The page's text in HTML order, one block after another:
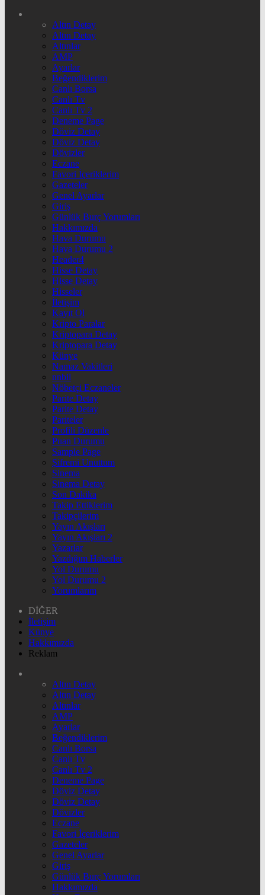
Altın Detay
Altın Detay
Altınlar
AMP
Ayarlar
Beğendiklerim
Canlı Borsa
Canlı Tv
Canlı Tv 2
Deneme Page
Döviz Detay
Döviz Detay
Dövizler
Eczane
Favori İçeriklerim
Gazeteler
Genel Ayarlar
Giriş
Günlük Burç Yorumları
Hakkımızda
Hava Durumu
Hava Durumu 2
Header4
Hisse Detay
Hisse Detay
Hisseler
İletişim
Kayıt Ol
Kripto Paralar
Kriptopara Detay
Kriptopara Detay
Künye
Namaz Vakitleri
nnbil
Nöbetçi Eczaneler
Parite Detay
Parite Detay
Pariteler
Profili Düzenle
Puan Durumu
Sample Page
Şifremi Unuttum
Sinema
Sinema Detay
Son Dakika
Takip Ettiklerim
Takipçilerim
Yayın Akışları
Yayın Akışları 2
Yazarlar
Yazdığım Haberler
Yol Durumu
Yol Durumu 2
Yorumlarım
DİĞER
İletişim
Künye
Hakkımızda
Reklam
Altın Detay
Altın Detay
Altınlar
AMP
Ayarlar
Beğendiklerim
Canlı Borsa
Canlı Tv
Canlı Tv 2
Deneme Page
Döviz Detay
Döviz Detay
Dövizler
Eczane
Favori İçeriklerim
Gazeteler
Genel Ayarlar
Giriş
Günlük Burç Yorumları
Hakkımızda